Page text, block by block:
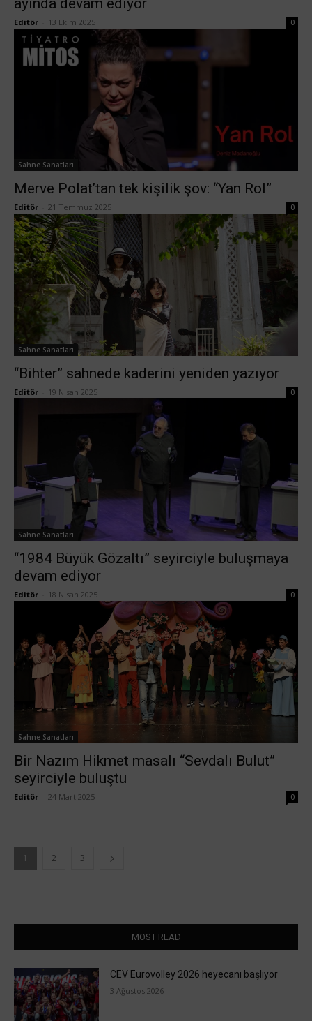
ayında devam ediyor
Editör 13 Ekim 2025 0
Sahne Sanatları
Merve Polat’tan tek kişilik şov: “Yan Rol”
Editör 21 Temmuz 2025 0
Sahne Sanatları
“Bihter” sahnede kaderini yeniden yazıyor
Editör 19 Nisan 2025 0
Sahne Sanatları
“1984 Büyük Gözaltı” seyirciyle buluşmaya
devam ediyor
Editör 18 Nisan 2025 0
Sahne Sanatları
Bir Nazım Hikmet masalı “Sevdalı Bulut”
seyirciyle buluştu
Editör 24 Mart 2025 0
1 2 3
MOST READ
CEV Eurovolley 2026 heyecanı başlıyor
3 Ağustos 2026